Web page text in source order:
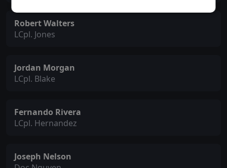
Robert Walters
LCpl. Jones
Jordan Morgan
LCpl. Blake
Fernando Rivera
LCpl. Hernandez
Joseph Nelson